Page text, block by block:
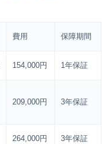
費用 保障期間
154,000円 1年保証
209,000円 3年保証
264,000円 3年保証